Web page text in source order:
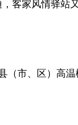
客家风情驿站
（市、区）高